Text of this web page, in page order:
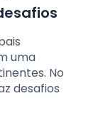
uma
No
desafios